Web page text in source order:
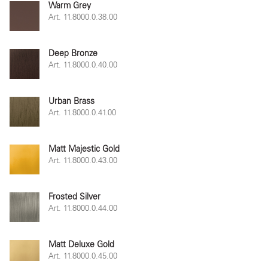
Warm Grey
Art. 11.8000.0.38.00
Deep Bronze
Art. 11.8000.0.40.00
Urban Brass
Art. 11.8000.0.41.00
Matt Majestic Gold
Art. 11.8000.0.43.00
Frosted Silver
Art. 11.8000.0.44.00
Matt Deluxe Gold
Art. 11.8000.0.45.00